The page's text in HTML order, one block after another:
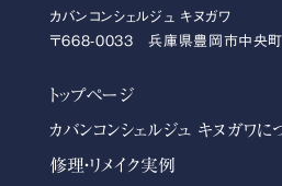
カバンコンシェルジュ キヌガワ
〒668-0033 兵庫県豊岡市中央
トップページ
カバンコンシェルジュ キヌガワに
修理・リメイク実例